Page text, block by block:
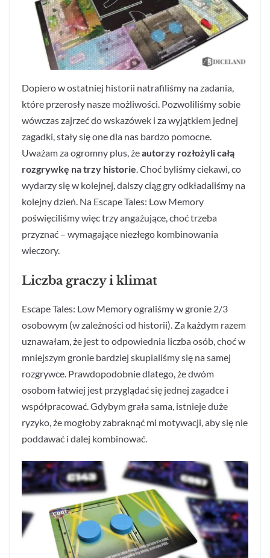
Dopiero w ostatniej historii natrafiliśmy na zadania,
które przerosły nasze możliwości. Pozwoliliśmy sobie
wówczas zajrzeć do wskazówek i za wyjątkiem jednej
zagadki, stały się one dla nas bardzo pomocne.
Uważam za ogromny plus, żeautorzy rozłożyli całą
rozgrywkę na trzy historie. Choć byliśmy ciekawi, co
wydarzy się w kolejnej, dalszy ciąg gry odkładaliśmy na
kolejny dzień. Na Escape Tales: Low Memory
poświęciliśmy więc trzy angażujące, choć trzeba
przyznać – wymagające niezłego kombinowania
wieczory.
Liczba graczy i klimat
Escape Tales: Low Memory ograliśmy w gronie 2/3
osobowym (w zależności od historii). Za każdym razem
uznawałam, że jest to odpowiednia liczba osób, choć w
mniejszym gronie bardziej skupialiśmy się na samej
rozgrywce. Prawdopodobnie dlatego, że dwóm
osobom łatwiej jest przyglądać się jednej zagadce i
współpracować. Gdybym grała sama, istnieje duże
ryzyko, że mogłoby zabraknąć mi motywacji, aby się nie
poddawać i dalej kombinować.